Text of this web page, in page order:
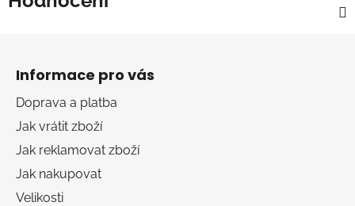
Informace pro vás
Doprava a platba
Jak vrátit zboží
Jak reklamovat zboží
Jak nakupovat
Velikosti